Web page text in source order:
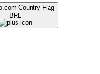
BRL